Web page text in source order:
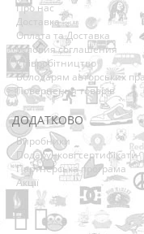
Про нас
Доставка
Оплата та Доставка
Условия соглашения
Співробітництво
Володарям авторських
Повернення товарів
ДОДАТКОВО
Виробники
Подарункові сертифікати
Партнерська програма
Акції